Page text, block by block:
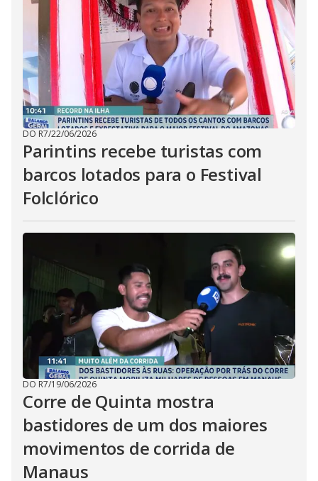
DO R7/22/06/2026
Parintins recebe turistas com
barcos lotados para o Festival
Folclórico
DO R7/19/06/2026
Corre de Quinta mostra
bastidores de um dos maiores
movimentos de corrida de
Manaus